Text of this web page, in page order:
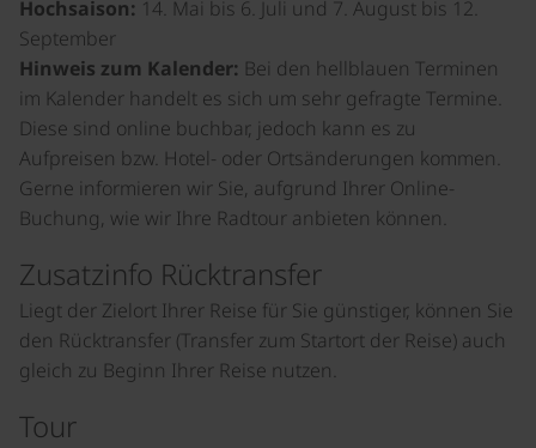
Hochsaison: 14. Mai bis 6. Juli und 7. August bis 12.
September
Hinweis zum Kalender: Bei den hellblauen Terminen
im Kalender handelt es sich um sehr gefragte Termine.
Diese sind online buchbar, jedoch kann es zu
Aufpreisen bzw. Hotel- oder Ortsänderungen kommen.
Gerne informieren wir Sie, aufgrund Ihrer Online-
Buchung, wie wir Ihre Radtour anbieten können.
Zusatzinfo Rücktransfer
Liegt der Zielort Ihrer Reise für Sie günstiger, können Sie
den Rücktransfer (Transfer zum Startort der Reise) auch
gleich zu Beginn Ihrer Reise nutzen.
Tour